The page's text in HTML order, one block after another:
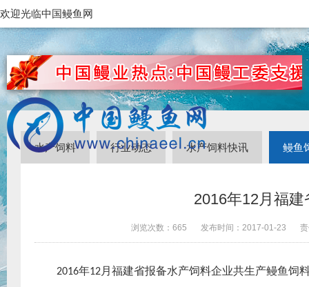
欢迎光临中国鳗鱼网
水产饲料 行业动态 水产饲料快讯 鳗鱼
2016年12月福
浏览次数： 665 发布时间： 2017-01-23
2016年12月福建省报备水产饲料企业共生产鳗鱼饲